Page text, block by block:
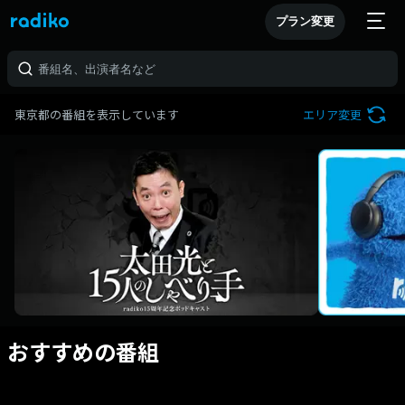
プラン変更
東京都の番組を表示しています エリア変更
おすすめの番組